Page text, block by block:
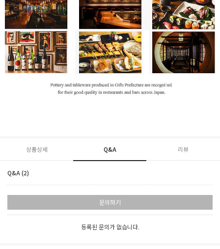
상품상세 Q&A 리뷰
Q&A (2)
문의하기
등록된 문의가 없습니다.